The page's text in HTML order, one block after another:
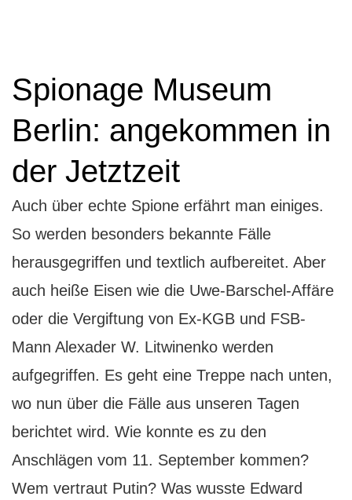
Spionage Museum
Berlin: angekommen in
der Jetztzeit
Auch über echte Spione erfährt man einiges.
So werden besonders bekannte Fälle
herausgegriffen und textlich aufbereitet. Aber
auch heiße Eisen wie die Uwe-Barschel-Affäre
oder die Vergiftung von Ex-KGB und FSB-
Mann Alexader W. Litwinenko werden
aufgegriffen. Es geht eine Treppe nach unten,
wo nun über die Fälle aus unseren Tagen
berichtet wird. Wie konnte es zu den
Anschlägen vom 11. September kommen?
Wem vertraut Putin? Was wusste Edward